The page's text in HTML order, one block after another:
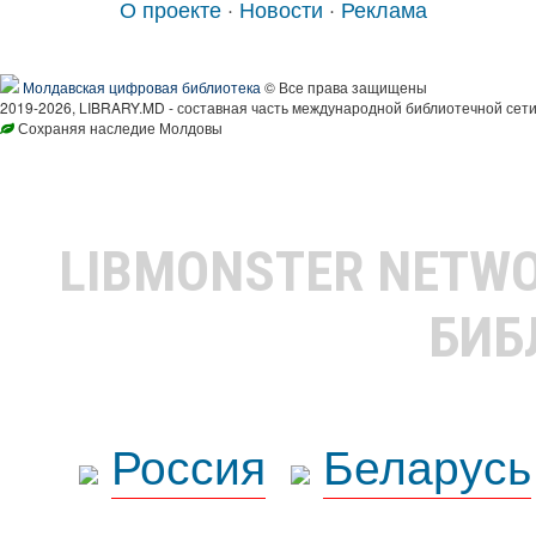
О проекте · Новости · Реклама
Молдавская цифровая библиотека © Все права защищены
2019-2026, LIBRARY.MD - составная часть международной библиотечной
Сохраняя наследие Молдовы
LIBMONSTER
Россия
Беларусь